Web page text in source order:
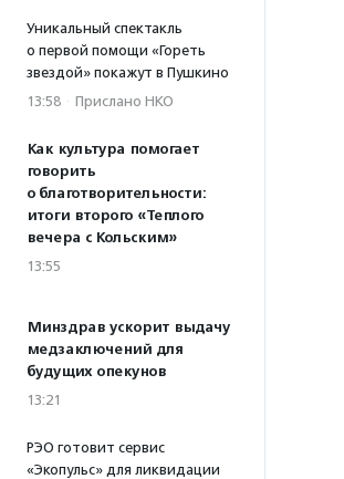
Уникальный спектакль
о первой помощи «Гореть
звездой» покажут в Пушкино
13:58 · Прислано НКО
Как культура помогает
говорить
о благотворительности:
итоги второго «Теплого
вечера с Кольским»
13:55
Минздрав ускорит выдачу
медзаключений для
будущих опекунов
13:21
РЭО готовит сервис
«Экопульс» для ликвидации